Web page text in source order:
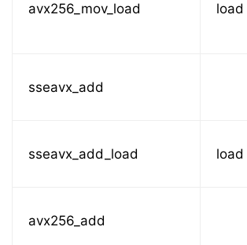
avx256_mov_load load
sseavx_add
sseavx_add_load load
avx256_add